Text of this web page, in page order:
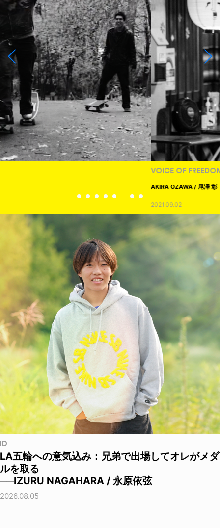
ID
LA五輪への意気込み：兄弟で出場してオレがメダ
ルを取る
──IZURU NAGAHARA / 永原依弦
2026.08.05